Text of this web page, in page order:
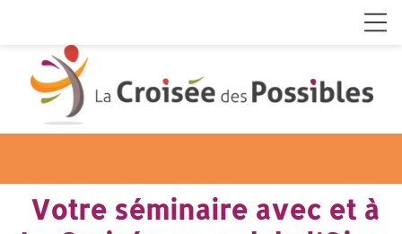
Votre séminaire avec et à